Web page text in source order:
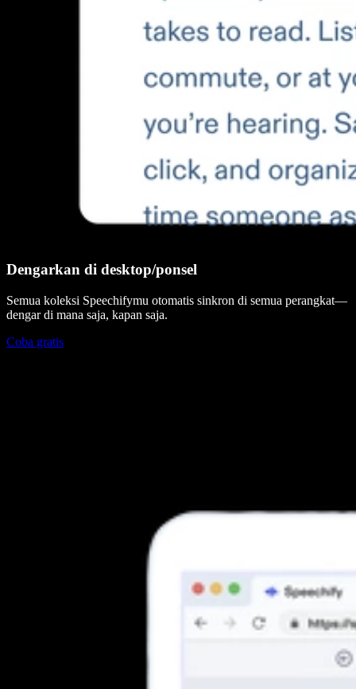
Dengarkan di desktop/ponsel
Semua koleksi Speechifymu otomatis sinkron di semua perangkat—
dengar di mana saja, kapan saja.
Coba gratis